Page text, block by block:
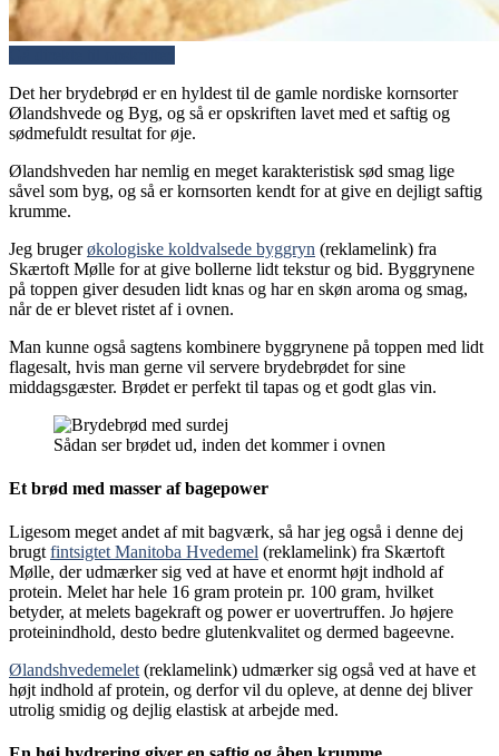
Det her brydebrød er en hyldest til de gamle nordiske kornsorter
Ølandshvede og Byg, og så er opskriften lavet med et saftig og
sødmefuldt resultat for øje.
Ølandshveden har nemlig en meget karakteristisk sød smag lige
såvel som byg, og så er kornsorten kendt for at give en dejligt saftig
krumme.
Jeg brugerøkologiske koldvalsede byggryn (reklamelink) fra
Skærtoft Mølle for at give bollerne lidt tekstur og bid. Byggrynene
på toppen giver desuden lidt knas og har en skøn aroma og smag,
når de er blevet ristet af i ovnen.
Man kunne også sagtens kombinere byggrynene på toppen med lidt
flagesalt, hvis man gerne vil servere brydebrødet for sine
middagsgæster. Brødet er perfekt til tapas og et godt glas vin.
Sådan ser brødet ud, inden det kommer i ovnen
Et brød med masser af bagepower
Ligesom meget andet af mit bagværk, så har jeg også i denne dej
brugt fintsigtet Manitoba Hvedemel (reklamelink) fra Skærtoft
Mølle, der udmærker sig ved at have et enormt højt indhold af
protein. Melet har hele 16 gram protein pr. 100 gram, hvilket
betyder, at melets bagekraft og power er uovertruffen. Jo højere
proteinindhold, desto bedre glutenkvalitet og dermed bageevne.
Ølandshvedemelet (reklamelink) udmærker sig også ved at have et
højt indhold af protein, og derfor vil du opleve, at denne dej bliver
utrolig smidig og dejlig elastisk at arbejde med.